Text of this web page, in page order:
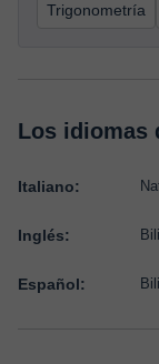
Trigonometría
Los idiomas
Italiano:
Inglés:
Español: